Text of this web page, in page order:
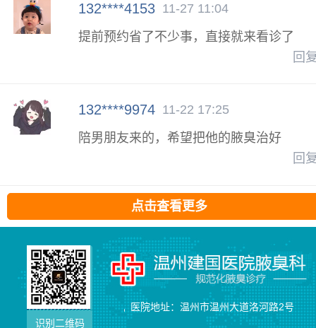
132****4153 11-27 11:04
提前预约省了不少事，直接就来看诊了
回
132****9974 11-22 17:25
陪男朋友来的，希望把他的腋臭治好
回
点击查看更多
识别二维码
医院地址：温州市温州大道洛河路2号